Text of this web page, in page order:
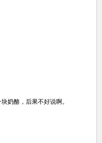
奶酪，后果不好说啊。